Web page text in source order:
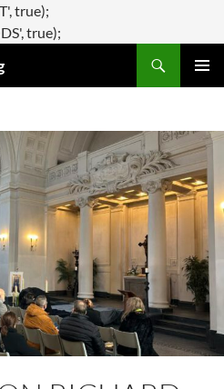
true);
true);